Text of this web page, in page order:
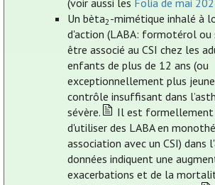
(voir aussi les Folia de mai
Un bèta2-mimétique inhalé à
d'action (LABA: formotérol
être associé au CSI chez les
enfants de plus de 12 ans (ou
exceptionnellement plus
contrôle insuffisant dans
sévère.
Il est formellement
d'utiliser des LABA en
association avec un CSI) dans
données indiquent une
exacerbations et de la